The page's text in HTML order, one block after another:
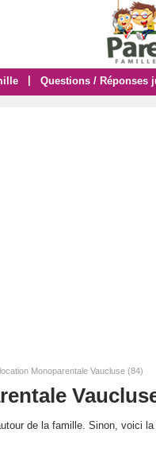
Questions / Réponses
Monoparentale Vaucluse (84)
de la famille. Sinon, voici